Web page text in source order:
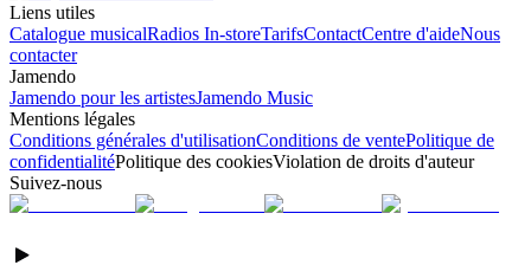
Liens utiles
Catalogue musicalRadios In-storeTarifsContactCentre d'aideNous
contacter
Jamendo
Jamendo pour les artistesJamendo Music
Mentions légales
Conditions générales d'utilisationConditions de ventePolitique de
confidentialitéPolitique des cookiesViolation de droits d'auteur
Suivez-nous